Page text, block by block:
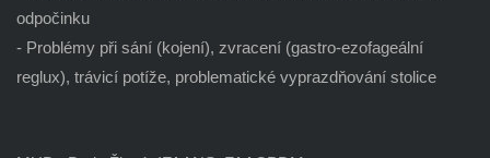
odpočinku
- Problémy při sání (kojení), zvracení (gastro-ezofageální
reglux), trávicí potíže, problematické vyprazdňování stolice